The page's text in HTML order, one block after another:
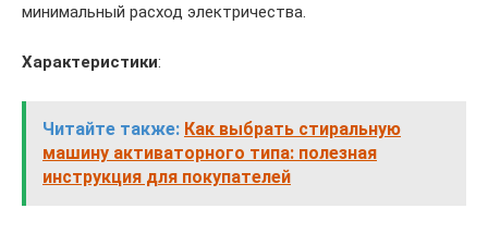
минимальный расход электричества.
Характеристики:
Читайте также: Как выбрать стиральную
машину активаторного типа: полезная
инструкция для покупателей